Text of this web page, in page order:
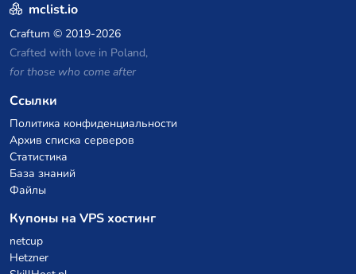
mclist.io
Craftum © 2019-2026
Crafted with love in Poland,
for those who come after
Ссылки
Политика конфиденциальности
Архив списка серверов
Статистика
База знаний
Файлы
Купоны на VPS хостинг
netcup
Hetzner